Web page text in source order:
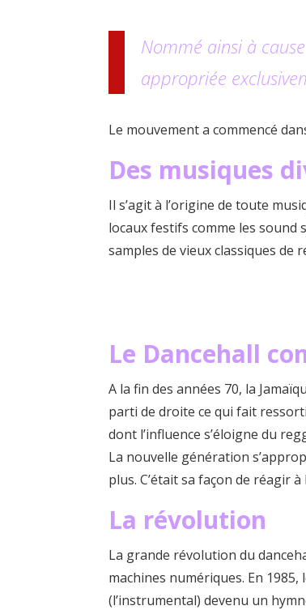
Nommé ainsi à
appropriée
Le mouvement a commencé
Des musiques
Il s’agit à l’origine de toute
locaux festifs comme les sound
samples de vieux classiques de
Le Dancehall
A la fin des années 70, la
parti de droite ce qui fait
dont l’influence s’éloigne du
La nouvelle génération
plus. C’était sa façon de réagir
La révolution
La grande révolution du
machines numériques. En
(l’instrumental) devenu un